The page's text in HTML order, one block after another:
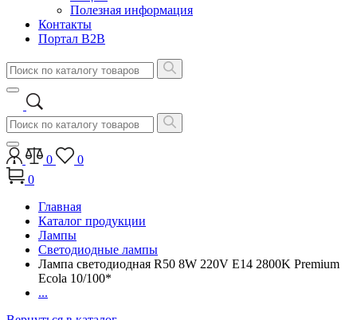
Полезная информация
Контакты
Портал B2B
0
0
0
Главная
Каталог продукции
Лампы
Светодиодные лампы
Лампа светодиодная R50 8W 220V E14 2800K Premium
Ecola 10/100*
...